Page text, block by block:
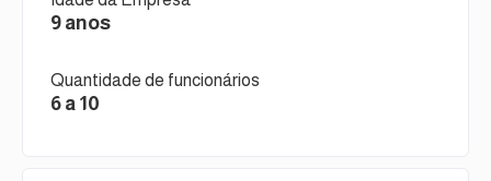
9 anos
Quantidade de funcionários
6 a 10